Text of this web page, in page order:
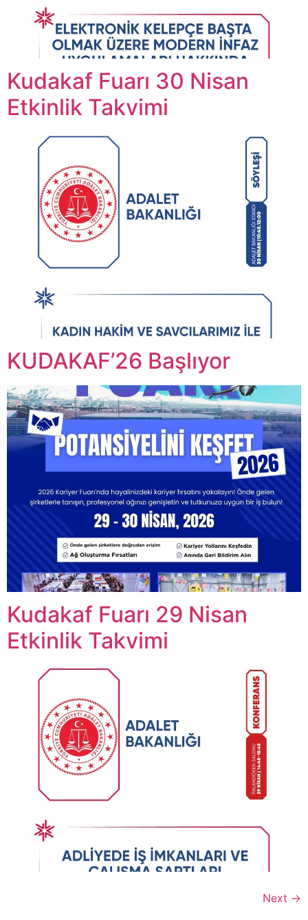
Kudakaf Fuarı 30 Nisan
Etkinlik Takvimi
KUDAKAF’26 Başlıyor
Kudakaf Fuarı 29 Nisan
Etkinlik Takvimi
Next →